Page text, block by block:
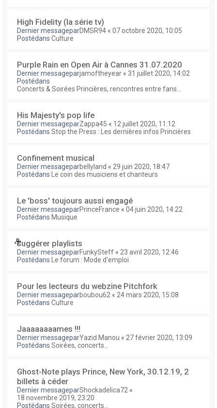
High Fidelity (la série tv)
Dernier messageparDMSR94 « 07 octobre 2020, 10:05
Postédans Culture
Purple Rain en Open Air à Cannes 31.07.2020
Dernier messageparjamoftheyear « 31 juillet 2020, 14:02
Postédans
Concerts & Soirées Princières, rencontres entre fans...
His Majesty's pop life
Dernier messageparZappa45 « 12 juillet 2020, 11:12
Postédans Stop the Press : Les dernières infos Princières
Confinement musical
Dernier messageparbellyland « 29 juin 2020, 18:47
Postédans
Le coin des musiciens et chanteurs
Le 'boss' toujours aussi engagé
Dernier messageparPrinceFrance « 04 juin 2020, 14:22
Postédans Musique
suggérer playlists
Dernier messageparFunkySteff « 23 avril 2020, 12:46
Postédans
Le forum : Mode d'emploi
Pour les lecteurs du webzine Pitchfork
Dernier messageparboubou62 « 24 mars 2020, 15:08
Postédans Culture
Jaaaaaaaames !!!
Dernier messageparYazid Manou « 27 février 2020, 13:09
Postédans Soirées, concerts...
Ghost-Note plays Prince, New York, 30.12.19, 2
billets à céder
Dernier messageparShockadelica72 «
18 novembre 2019, 23:20
Postédans Soirées, concerts...